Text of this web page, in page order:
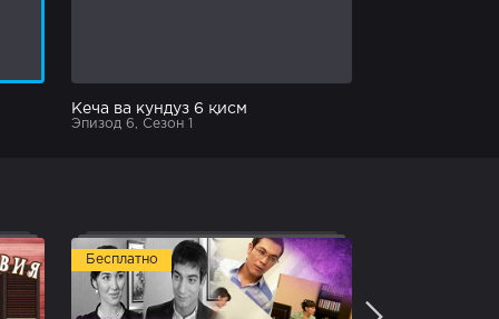
Кеча ва кундуз 6 қисм
Эпизод 6, Сезон 1
Бесплатно